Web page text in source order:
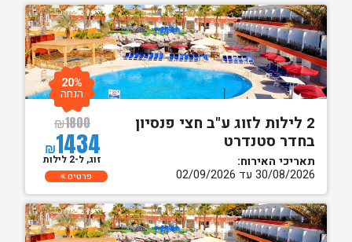
2 לילות לזוג ע"ב חצי פנסיון
בחדר סטנדרט
תאריכי האירוח:
30/08/2026 עד 02/09/2026
₪1800
₪1434
20%
הנחה
זוג, ל-2 לילות
פרטים